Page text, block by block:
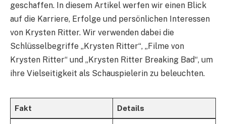
geschaffen. In diesem Artikel werfen wir einen Blick
auf die Karriere, Erfolge und persönlichen Interessen
von Krysten Ritter. Wir verwenden dabei die
Schlüsselbegriffe „Krysten Ritter“, „Filme von
Krysten Ritter“ und „Krysten Ritter Breaking Bad“, um
ihre Vielseitigkeit als Schauspielerin zu beleuchten.
Fakt Details